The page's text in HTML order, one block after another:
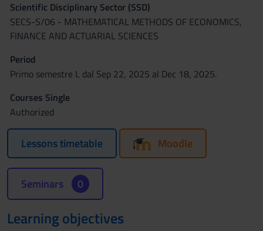
Scientific Disciplinary Sector (SSD)
SECS-S/06 - MATHEMATICAL METHODS OF ECONOMICS,
FINANCE AND ACTUARIAL SCIENCES
Period
Primo semestre L dal Sep 22, 2025 al Dec 18, 2025.
Courses Single
Authorized
Lessons timetable Moodle
Seminars 0
Learning objectives